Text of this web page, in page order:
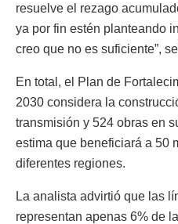
resuelve el rezago
ya por fin estén planteando
creo que no es suficiente”,
En total, el Plan de
2030 considera la
transmisión y 524 obras en
estima que beneficiará a 50
diferentes regiones.
La analista advirtió que las
representan apenas 6% de